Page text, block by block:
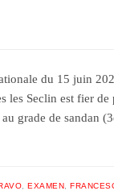
du 15 juin
les Seclin est fier
au grade de sandan
,EXAMEN ,